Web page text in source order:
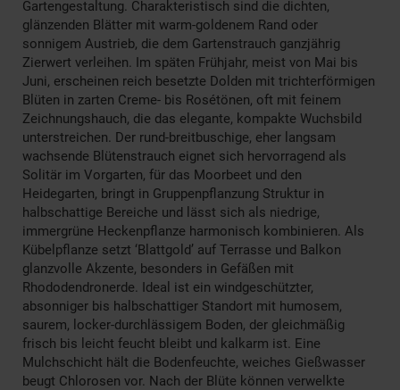
Gartengestaltung. Charakteristisch sind die dichten,
glänzenden Blätter mit warm-goldenem Rand oder
sonnigem Austrieb, die dem Gartenstrauch ganzjährig
Zierwert verleihen. Im späten Frühjahr, meist von Mai bis
Juni, erscheinen reich besetzte Dolden mit trichterförmigen
Blüten in zarten Creme- bis Rosétönen, oft mit feinem
Zeichnungshauch, die das elegante, kompakte Wuchsbild
unterstreichen. Der rund-breitbuschige, eher langsam
wachsende Blütenstrauch eignet sich hervorragend als
Solitär im Vorgarten, für das Moorbeet und den
Heidegarten, bringt in Gruppenpflanzung Struktur in
halbschattige Bereiche und lässt sich als niedrige,
immergrüne Heckenpflanze harmonisch kombinieren. Als
Kübelpflanze setzt ‘Blattgold’ auf Terrasse und Balkon
glanzvolle Akzente, besonders in Gefäßen mit
Rhododendronerde. Ideal ist ein windgeschützter,
absonniger bis halbschattiger Standort mit humosem,
saurem, locker-durchlässigem Boden, der gleichmäßig
frisch bis leicht feucht bleibt und kalkarm ist. Eine
Mulchschicht hält die Bodenfeuchte, weiches Gießwasser
beugt Chlorosen vor. Nach der Blüte können verwelkte